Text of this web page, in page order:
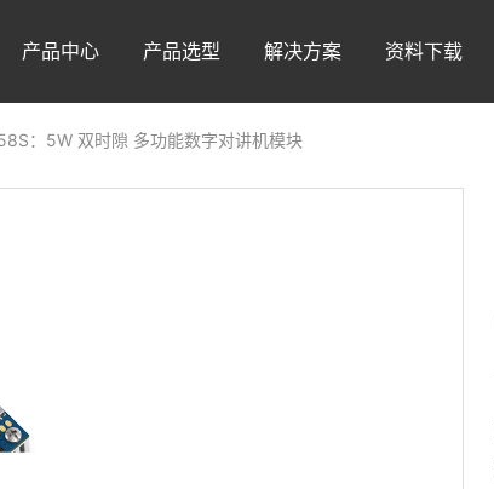
产品中心 产品选型 解决方案 资料下载
：5W 双时隙 多功能数字对讲机模块